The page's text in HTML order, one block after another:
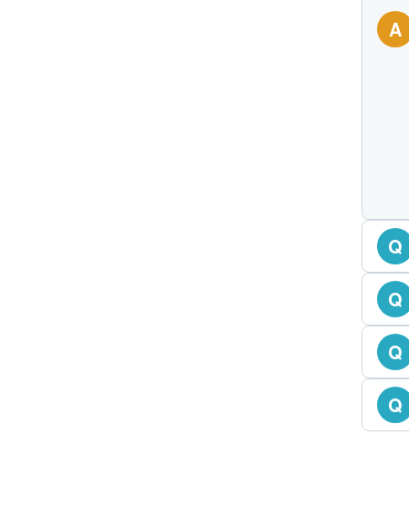
A
Q
Q
Q
Q